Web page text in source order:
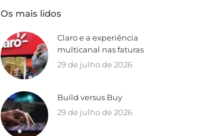
Os mais lidos
Claro e a experiência
multicanal nas faturas
29 de julho de 2026
Build versus Buy
29 de julho de 2026